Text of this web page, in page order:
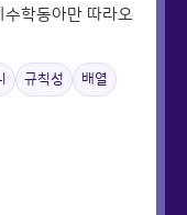
학동아만 따라오
규칙성 배열